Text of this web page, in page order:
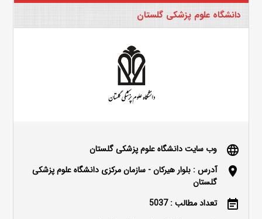
دانشگاه علوم پزشکی گلستان
language وب سایت دانشگاه علوم پزشکی گلستان
location_on
آدرس : بلوار هیرکان - سازمان مرکزی دانشگاه علوم پزشکی
گلستان
event_note تعداد مطالب : 5037